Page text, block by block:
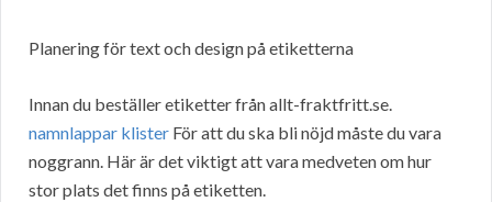
Planering för text och design på etiketterna
Innan du beställer etiketter från allt-fraktfritt.se.
namnlappar klister För att du ska bli nöjd måste du vara
noggrann. Här är det viktigt att vara medveten om hur
stor plats det finns på etiketten.